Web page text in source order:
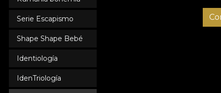
Serie Escapismo
Shape Shape Bebé
Identiología
IdenTriología